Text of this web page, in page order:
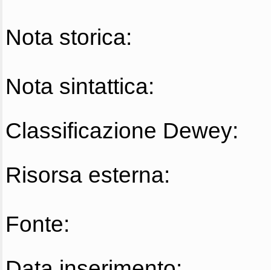
Nota storica:
Nota sintattica:
Classificazione Dewey:
Risorsa esterna:
Fonte: